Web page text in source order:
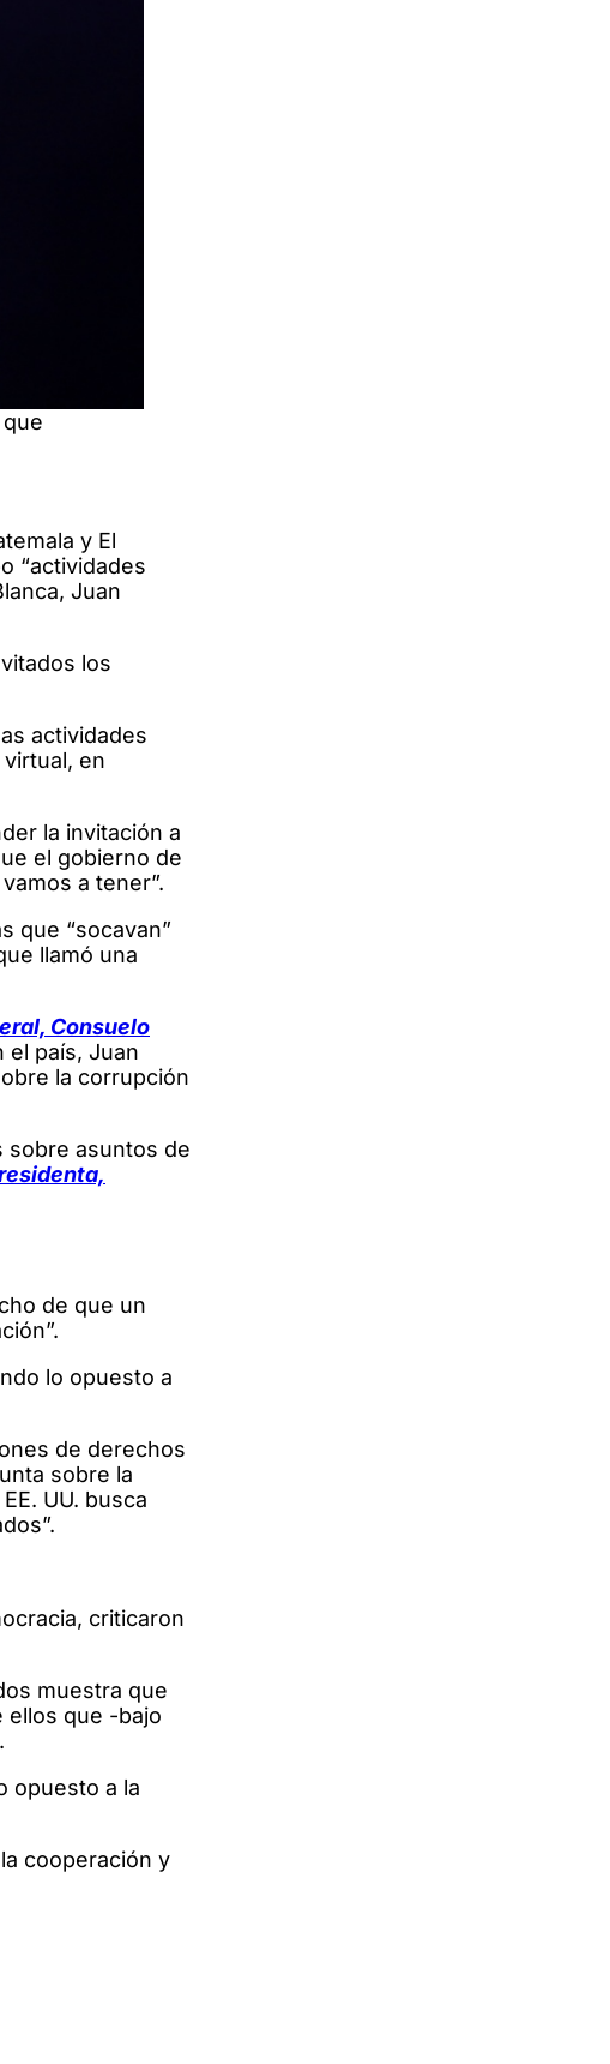
y El
“actividades
Juan
los
actividades
en
la invitación a
el gobierno de
a tener”.
que “socavan”
llamó una
Consuelo
el país, Juan
la corrupción
sobre asuntos de
de que un
lo opuesto a
de derechos
sobre la
UU. busca
criticaron
muestra que
ellos que -bajo
opuesto a la
cooperación y